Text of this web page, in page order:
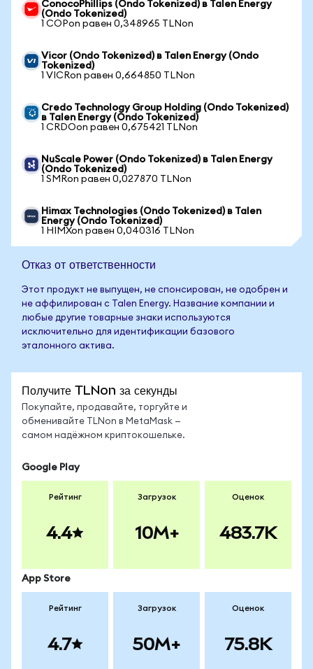
ConocoPhillips (Ondo Tokenized) в Talen Energy
(Ondo Tokenized)
1 COPon равен 0,348965 TLNon
Vicor (Ondo Tokenized) в Talen Energy (Ondo
Tokenized)
1 VICRon равен 0,664850 TLNon
Credo Technology Group Holding (Ondo Tokenized)
в Talen Energy (Ondo Tokenized)
1 CRDOon равен 0,675421 TLNon
NuScale Power (Ondo Tokenized) в Talen Energy
(Ondo Tokenized)
1 SMRon равен 0,027870 TLNon
Himax Technologies (Ondo Tokenized) в Talen
Energy (Ondo Tokenized)
1 HIMXon равен 0,040316 TLNon
Отказ от ответственности
Этот продукт не выпущен, не спонсирован, не одобрен и
не аффилирован с Talen Energy. Название компании и
любые другие товарные знаки используются
исключительно для идентификации базового
эталонного актива.
Получите TLNon за секунды
Покупайте, продавайте, торгуйте и
обменивайте TLNon в MetaMask —
самом надёжном криптокошельке.
Google Play
Рейтинг
4.4
Загрузок
10M+
Оценок
483.7K
App Store
Рейтинг
4.7
Загрузок
50M+
Оценок
75.8K